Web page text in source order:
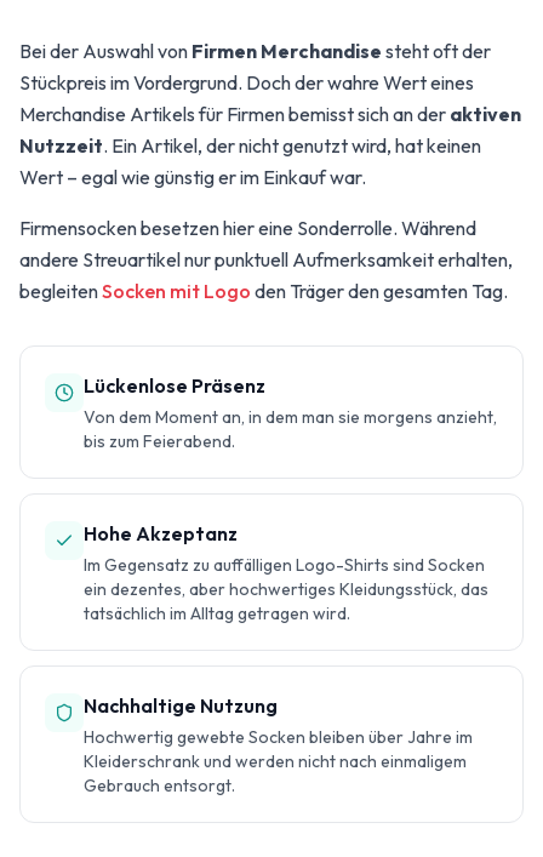
Bei der Auswahl von Firmen Merchandise steht oft der
Stückpreis im Vordergrund. Doch der wahre Wert eines
Merchandise Artikels für Firmen bemisst sich an der aktiven
Nutzzeit. Ein Artikel, der nicht genutzt wird, hat keinen
Wert – egal wie günstig er im Einkauf war.
Firmensocken besetzen hier eine Sonderrolle. Während
andere Streuartikel nur punktuell Aufmerksamkeit erhalten,
begleitenSocken mit Logo den Träger den gesamten Tag.
Lückenlose Präsenz
Von dem Moment an, in dem man sie morgens anzieht,
bis zum Feierabend.
Hohe Akzeptanz
Im Gegensatz zu auffälligen Logo-Shirts sind Socken
ein dezentes, aber hochwertiges Kleidungsstück, das
tatsächlich im Alltag getragen wird.
Nachhaltige Nutzung
Hochwertig gewebte Socken bleiben über Jahre im
Kleiderschrank und werden nicht nach einmaligem
Gebrauch entsorgt.